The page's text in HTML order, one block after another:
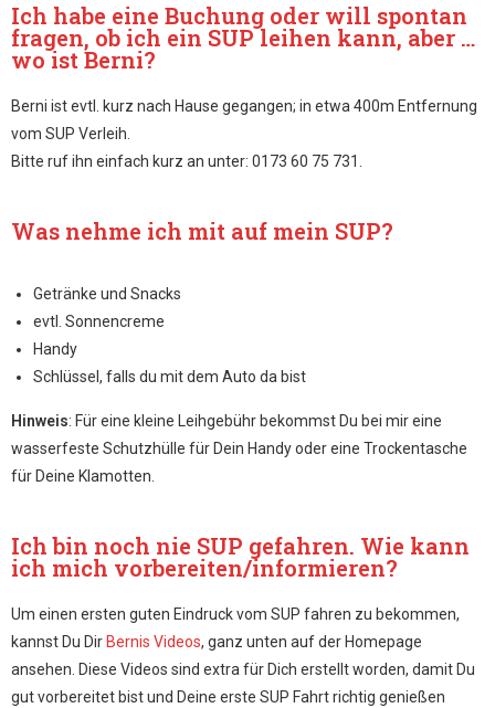
Ich habe eine Buchung oder will spontan
fragen, ob ich ein SUP leihen kann, aber …
wo ist Berni?
Berni ist evtl. kurz nach Hause gegangen; in etwa 400m Entfernung
vom SUP Verleih.
Bitte ruf ihn einfach kurz an unter: 0173 60 75 731.
Was nehme ich mit auf mein SUP?
Getränke und Snacks
evtl. Sonnencreme
Handy
Schlüssel, falls du mit dem Auto da bist
Hinweis: Für eine kleine Leihgebühr bekommst Du bei mir eine
wasserfeste Schutzhülle für Dein Handy oder eine Trockentasche
für Deine Klamotten.
Ich bin noch nie SUP gefahren. Wie kann
ich mich vorbereiten/informieren?
Um einen ersten guten Eindruck vom SUP fahren zu bekommen,
kannst Du Dir Bernis Videos, ganz unten auf der Homepage
ansehen. Diese Videos sind extra für Dich erstellt worden, damit Du
gut vorbereitet bist und Deine erste SUP Fahrt richtig genießen